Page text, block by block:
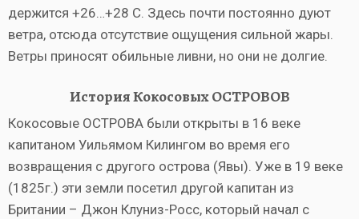
держится +26…+28 С. Здесь почти постоянно дуют
ветра, отсюда отсутствие ощущения сильной жары.
Ветры приносят обильные ливни, но они не долгие.
История Кокосовых ОСТРОВОВ
Кокосовые ОСТРОВА были открыты в 16 веке
капитаном Уильямом Килингом во время его
возвращения с другого острова (Явы). Уже в 19 веке
(1825г.) эти земли посетил другой капитан из
Британии – Джон Клуниз-Росс, который начал с